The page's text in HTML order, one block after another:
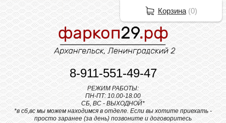
8-911-551-49-47
РЕЖИМ РАБОТЫ:
ПН-ПТ: 10.00-18.00
СБ, ВС - ВЫХОДНОЙ*
*в сб,вс мы можем находимся в отделе. Если вы хотите приехать -
просто заранее (за день) позвоните и договоритесь
Корзина(0)